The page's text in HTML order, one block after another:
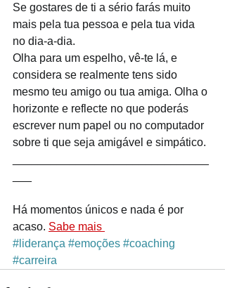
Se gostares de ti a sério farás muito
mais pela tua pessoa e pela tua vida
no dia-a-dia.
Olha para um espelho, vê-te lá, e
considera se realmente tens sido
mesmo teu amigo ou tua amiga. Olha o
horizonte e reflecte no que poderás
escrever num papel ou no computador
sobre ti que seja amigável e simpático.
Há momentos únicos e nada é por
acaso. Sabe mais
#liderança #emoções #coaching
#carreira